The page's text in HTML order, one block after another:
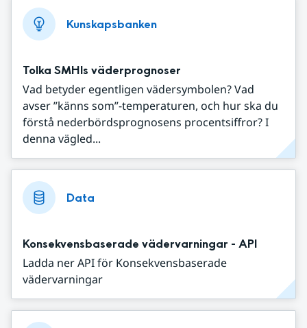
Kunskapsbanken
Tolka SMHIs väderprognoser
Vad betyder egentligen vädersymbolen? Vad
avser ”känns som”-temperaturen, och hur ska du
förstå nederbördsprognosens procentsiffror? I
denna vägled...
Data
Konsekvensbaserade vädervarningar - API
Ladda ner API för Konsekvensbaserade
vädervarningar